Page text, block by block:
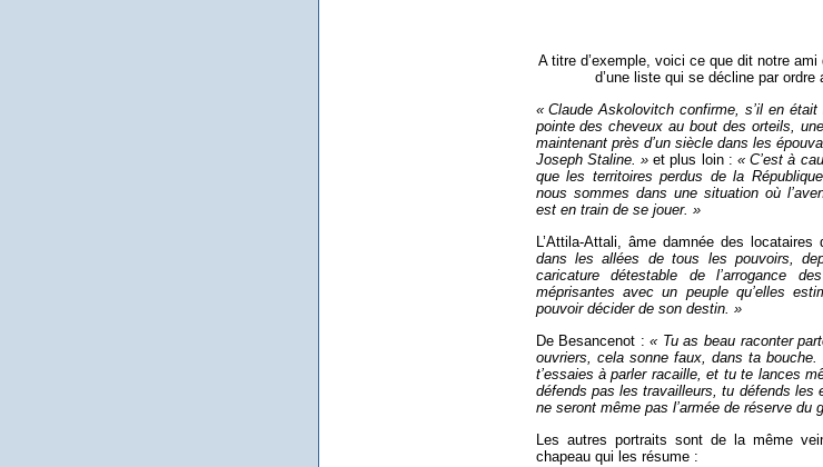
A titre d’exemple, voici ce que dit notre ami
d’une liste qui se décline par ordre
« Claude Askolovitch confirme, s’il en
pointe des cheveux au bout des orteils,
maintenant près d’un siècle dans les
Joseph Staline. »et plus loin :« C’est à
que les territoires perdus de la
nous sommes dans une situation où
est en train de se jouer. »
L’Attila-Attali, âme damnée des locataires
dans les allées de tous les pouvoirs,
caricature détestable de l’arrogance
méprisantes avec un peuple qu’elles
pouvoir décider de son destin. »
De Besancenot :« Tu as beau raconter
ouvriers, cela sonne faux, dans ta
t’essaies à parler racaille, et tu te lances
défends pas les travailleurs, tu défends les
ne seront même pas l’armée de réserve du
Les autres portraits sont de la même
chapeau qui les résume :